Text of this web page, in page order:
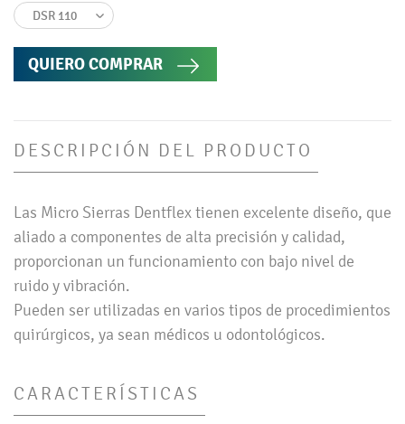
QUIERO COMPRAR
DESCRIPCIÓN DEL PRODUCTO
Las Micro Sierras Dentflex tienen excelente diseño, que
aliado a componentes de alta precisión y calidad,
proporcionan un funcionamiento con bajo nivel de
ruido y vibración.
Pueden ser utilizadas en varios tipos de procedimientos
quirúrgicos, ya sean médicos u odontológicos.
CARACTERÍSTICAS